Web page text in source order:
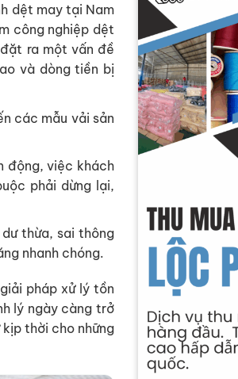
dệt may tại Nam
công nghiệp dệt
ra một vấn đề
và dòng tiền bị
các mẫu vải sản
động, việc khách
phải dừng lại,
thừa, sai thông
nhanh chóng.
pháp xử lý tồn
lý ngày càng trở
thời cho những